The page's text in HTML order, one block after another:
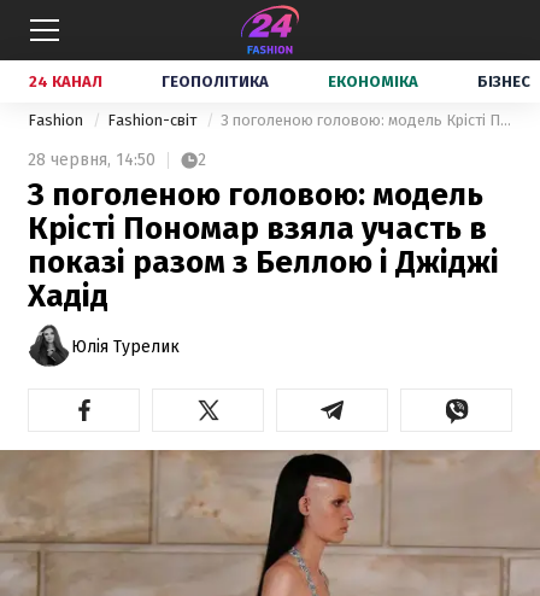
24 КАНАЛ ГЕОПОЛІТИКА ЕКОНОМІКА БІЗНЕС
Fashion Fashion-світ З поголеною головою: модель Крісті Пономар взяла участь в показі разом з Беллою і Джіджі Хадід
28 червня, 14:50 2
З поголеною головою: модель
Крісті Пономар взяла участь в
показі разом з Беллою і Джіджі
Хадід
Юлія Турелик